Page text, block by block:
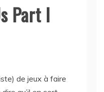
Part I
de jeux à faire